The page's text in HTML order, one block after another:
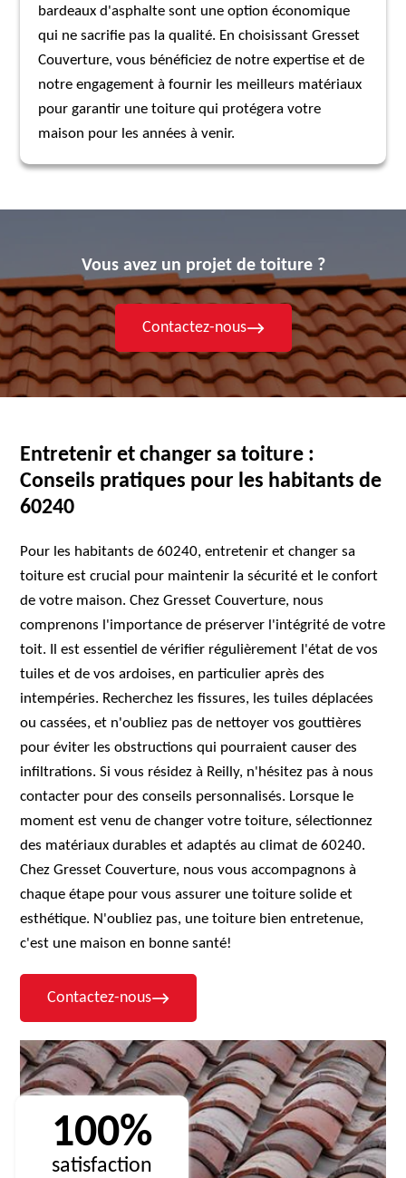
bardeaux d'asphalte sont une option économique
qui ne sacrifie pas la qualité. En choisissant Gresset
Couverture, vous bénéficiez de notre expertise et de
notre engagement à fournir les meilleurs matériaux
pour garantir une toiture qui protégera votre
maison pour les années à venir.
Vous avez un projet de toiture ?
Contactez-nous
Entretenir et changer sa toiture :
Conseils pratiques pour les habitants de
60240
Pour les habitants de 60240, entretenir et changer sa
toiture est crucial pour maintenir la sécurité et le confort
de votre maison. Chez Gresset Couverture, nous
comprenons l'importance de préserver l'intégrité de votre
toit. Il est essentiel de vérifier régulièrement l'état de vos
tuiles et de vos ardoises, en particulier après des
intempéries. Recherchez les fissures, les tuiles déplacées
ou cassées, et n'oubliez pas de nettoyer vos gouttières
pour éviter les obstructions qui pourraient causer des
infiltrations. Si vous résidez à Reilly, n'hésitez pas à nous
contacter pour des conseils personnalisés. Lorsque le
moment est venu de changer votre toiture, sélectionnez
des matériaux durables et adaptés au climat de 60240.
Chez Gresset Couverture, nous vous accompagnons à
chaque étape pour vous assurer une toiture solide et
esthétique. N'oubliez pas, une toiture bien entretenue,
c'est une maison en bonne santé!
Contactez-nous
100%
satisfaction